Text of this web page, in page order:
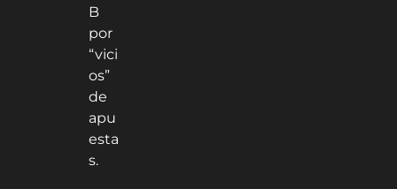
B
por
“vici
os”
de
apu
esta
s.